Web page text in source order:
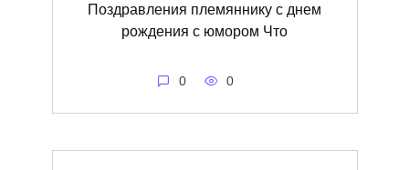
Поздравления племяннику с днем
рождения с юмором Что
0 0